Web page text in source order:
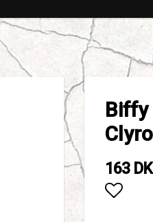
Biffy
163